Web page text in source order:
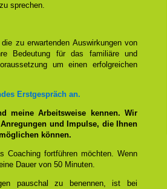
sprechen.
zu erwartenden Auswirkungen von
Bedeutung für das familiäre und
um einen erfolgreichen
Erstgespräch an.
meine Arbeitsweise kennen. Wir
und Impulse, die Ihnen
können.
Coaching fortführen möchten. Wenn
Dauer von 50 Minuten.
pauschal zu benennen, ist bei